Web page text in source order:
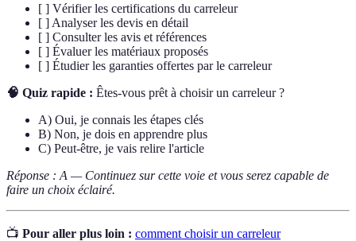
[ ] Vérifier les certifications du carreleur
[ ] Analyser les devis en détail
[ ] Consulter les avis et références
[ ] Évaluer les matériaux proposés
[ ] Étudier les garanties offertes par le carreleur
🧠 Quiz rapide : Êtes-vous prêt à choisir un carreleur ?
A) Oui, je connais les étapes clés
B) Non, je dois en apprendre plus
C) Peut-être, je vais relire l'article
Réponse : A — Continuez sur cette voie et vous serez capable de
faire un choix éclairé.
📺 Pour aller plus loin : comment choisir un carreleur